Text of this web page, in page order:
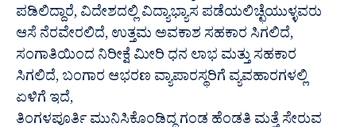
ಪಡಿಲಿದ್ದಾರೆ, ವಿದೇಶದಲ್ಲಿ ವಿದ್ಯಾಭ್ಯಾಸ ಪಡೆಯಲಿಚ್ಛೆಯುಳ್ಳವರು
ಆಸೆ ನೆರವೇರಲಿದೆ, ಉತ್ತಮ ಅವಕಾಶ ಸಹಕಾರ ಸಿಗಲಿದೆ,
ಸಂಗಾತಿಯಿಂದ ನಿರೀಕ್ಷೆ ಮೀರಿ ಧನ ಲಾಭ ಮತ್ತು ಸಹಕಾರ
ಸಿಗಲಿದೆ, ಬಂಗಾರ ಆಭರಣ ವ್ಯಾಪಾರಸ್ಥರಿಗೆ ವ್ಯವಹಾರಗಳಲ್ಲಿ
ಏಳಿಗೆ ಇದೆ,
ತಿಂಗಳಪೂರ್ತಿ ಮುನಿಸಿಕೊಂಡಿದ್ದ ಗಂಡ ಹೆಂಡತಿ ಮತ್ತೆ ಸೇರುವ